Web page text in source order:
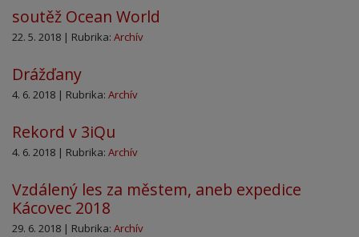
soutěž Ocean World
22. 5. 2018 | Rubrika: Archív
Drážďany
4. 6. 2018 | Rubrika: Archív
Rekord v 3iQu
4. 6. 2018 | Rubrika: Archív
Vzdálený les za městem, aneb expedice
Kácovec 2018
29. 6. 2018 | Rubrika: Archív